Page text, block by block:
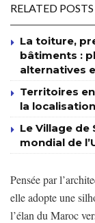
RELATED POSTS
La toiture,
bâtiments :
alternatives
Territoires
la
Le Village
mondial de
Pensée par
elle adopte une
l’élan du Maroc